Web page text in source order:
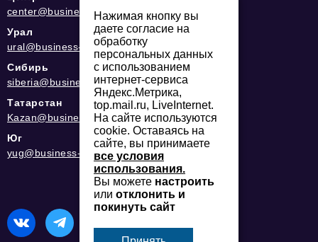
center@business-magazine.online
Урал
ural@business-magazine.online
Сибирь
siberia@business-magazine.online
Татарстан
Kazan@business-magazine.online
Юг
yug@business-magazine.online
Нажимая кнопку вы
даете согласие на
обработку
персональных данных
с использованием
интернет-сервиса
Яндекс.Метрика,
top.mail.ru, LiveInternet.
На сайте используются
cookie. Оставаясь на
сайте, вы принимаете
все условия
использования.
Вы можете настроить
или отклонить и
покинуть сайт